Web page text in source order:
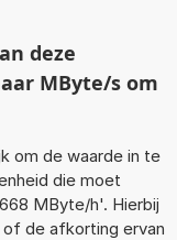
deze
MByte/s om
om de waarde in te
die moet
MByte/h'. Hierbij
of de afkorting ervan